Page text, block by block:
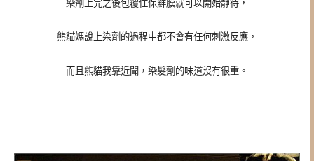
染劑上完之後包覆住保鮮膜就可以開始靜待，
熊貓媽說上染劑的過程中都不會有任何刺激反應，
而且熊貓我靠近聞，染髮劑的味道沒有很重。